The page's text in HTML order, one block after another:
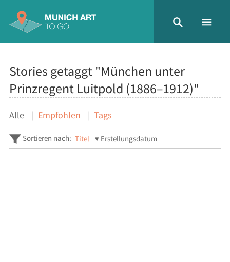
Stories getaggt "München unter
Prinzregent Luitpold (1886–1912)"
Alle Empfohlen Tags
Sortieren nach: Titel Erstellungsdatum